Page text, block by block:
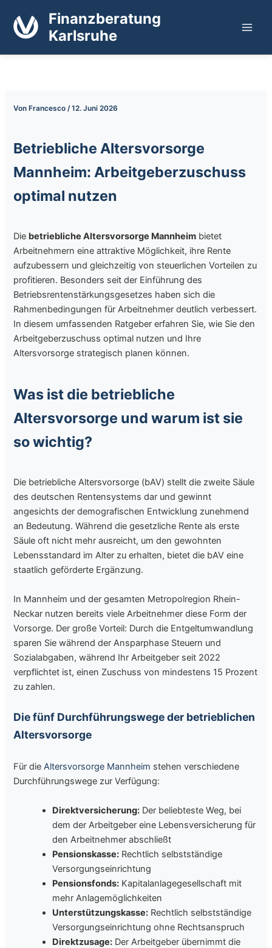
Inhalt
springen
Finanzberatung
Karlsruhe
Von Francesco/12. Juni 2026
Betriebliche Altersvorsorge
Mannheim: Arbeitgeberzuschuss
optimal nutzen
Die betriebliche Altersvorsorge Mannheim bietet
Arbeitnehmern eine attraktive Möglichkeit, ihre Rente
aufzubessern und gleichzeitig von steuerlichen Vorteilen zu
profitieren. Besonders seit der Einführung des
Betriebsrentenstärkungsgesetzes haben sich die
Rahmenbedingungen für Arbeitnehmer deutlich verbessert.
In diesem umfassenden Ratgeber erfahren Sie, wie Sie den
Arbeitgeberzuschuss optimal nutzen und Ihre
Altersvorsorge strategisch planen können.
Was ist die betriebliche
Altersvorsorge und warum ist sie
so wichtig?
Die betriebliche Altersvorsorge (bAV) stellt die zweite Säule
des deutschen Rentensystems dar und gewinnt
angesichts der demografischen Entwicklung zunehmend
an Bedeutung. Während die gesetzliche Rente als erste
Säule oft nicht mehr ausreicht, um den gewohnten
Lebensstandard im Alter zu erhalten, bietet die bAV eine
staatlich geförderte Ergänzung.
In Mannheim und der gesamten Metropolregion Rhein-
Neckar nutzen bereits viele Arbeitnehmer diese Form der
Vorsorge. Der große Vorteil: Durch die Entgeltumwandlung
sparen Sie während der Ansparphase Steuern und
Sozialabgaben, während Ihr Arbeitgeber seit 2022
verpflichtet ist, einen Zuschuss von mindestens 15 Prozent
zu zahlen.
Die fünf Durchführungswege der betrieblichen
Altersvorsorge
Für dieAltersvorsorge Mannheim stehen verschiedene
Durchführungswege zur Verfügung:
Direktversicherung: Der beliebteste Weg, bei
dem der Arbeitgeber eine Lebensversicherung für
den Arbeitnehmer abschließt
Pensionskasse: Rechtlich selbstständige
Versorgungseinrichtung
Pensionsfonds: Kapitalanlagegesellschaft mit
mehr Anlagemöglichkeiten
Unterstützungskasse: Rechtlich selbstständige
Versorgungseinrichtung ohne Rechtsanspruch
Direktzusage: Der Arbeitgeber übernimmt die